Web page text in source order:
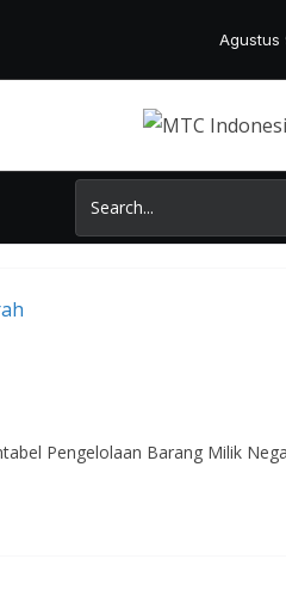
Agustus
Pengelolaan Barang Milik